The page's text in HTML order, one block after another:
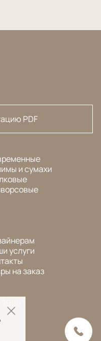
PDF
и сумахи
услуги
на заказ